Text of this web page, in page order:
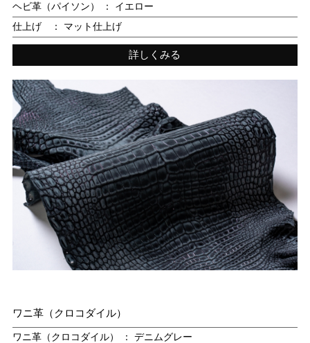
ヘビ革（パイソン） ： イエロー
仕上げ ： マット仕上げ
詳しくみる
ワニ革（クロコダイル）
ワニ革（クロコダイル） ： デニムグレー